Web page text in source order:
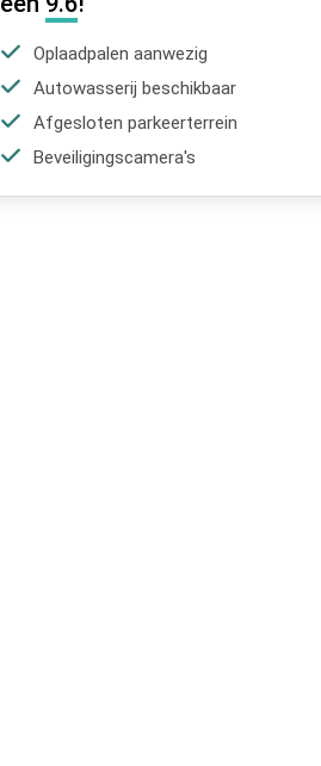
Oplaadpalen aanwezig
Autowasserij beschikbaar
Afgesloten parkeerterrein
Beveiligingscamera's